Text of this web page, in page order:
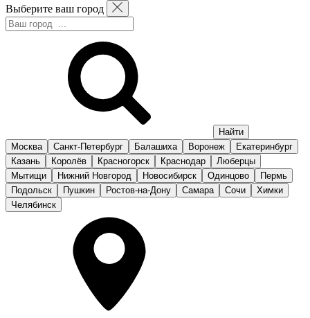
Выберите ваш город
Москва Санкт-Петербург Балашиха Воронеж
Екатеринбург
Казань
Королёв Красногорск Краснодар
Люберцы
Мытищи
Нижний Новгород Новосибирск Одинцово
Пермь
Подольск
Пушкин Ростов-на-Дону Самара Сочи
Химки
Челябинск